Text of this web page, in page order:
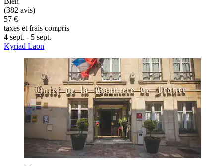
(382 avis)
57 €
taxes et frais compris
4 sept. - 5 sept.
Kyriad Laon